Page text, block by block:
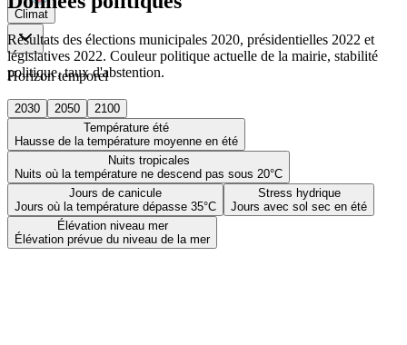
Climat
Horizon temporel
2030 2050
2100
Température été
Hausse de la température moyenne en été
Nuits tropicales
Nuits où la température ne descend pas sous 20°C
Jours de canicule
Jours où la température dépasse 35°C
Stress hydrique
Jours avec sol sec en été
Élévation niveau mer
Élévation prévue du niveau de la mer
Résultats des élections municipales 2020, présidentielles 2022 et
législatives 2022. Couleur politique actuelle de la mairie, stabilité
politique, taux d'abstention.